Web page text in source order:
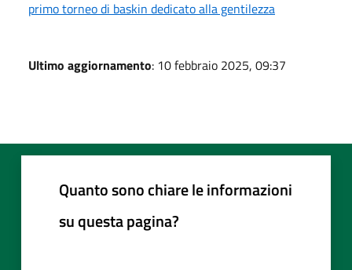
primo torneo di baskin dedicato alla gentilezza
Ultimo aggiornamento: 10 febbraio 2025, 09:37
Quanto sono chiare le informazioni
su questa pagina?